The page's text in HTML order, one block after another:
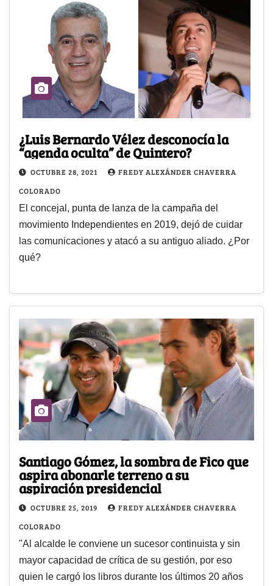
¿Luis Bernardo Vélez desconocía la
“agenda oculta” de Quintero?
OCTUBRE 28, 2021
FREDY ALEXÁNDER CHAVERRA
COLORADO
El concejal, punta de lanza de la campaña del
movimiento Independientes en 2019, dejó de cuidar
las comunicaciones y atacó a su antiguo aliado. ¿Por
qué?
Santiago Gómez, la sombra de Fico que
aspira abonarle terreno a su
aspiración presidencial
OCTUBRE 25, 2019
FREDY ALEXÁNDER CHAVERRA
COLORADO
"Al alcalde le conviene un sucesor continuista y sin
mayor capacidad de crítica de su gestión, por eso
quien le cargó los libros durante los últimos 20 años